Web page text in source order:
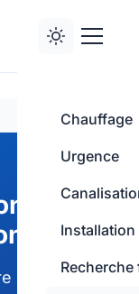
Chauffage
Urgence
Installation
Recherche
le nord des